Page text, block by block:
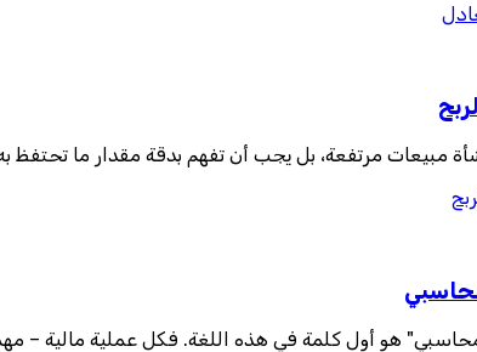
مبيعات مرتفعة، بل يجب أن تفهم بدقة مقدار ما
هو أول كلمة في هذه اللغة. فكل عملية مالية –